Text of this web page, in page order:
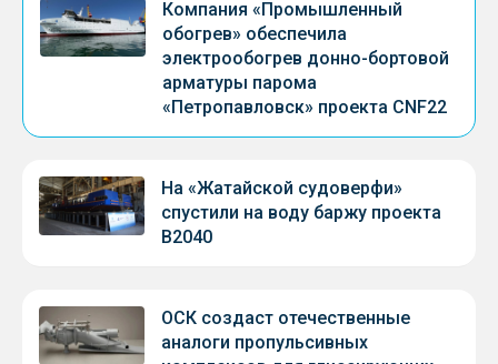
Компания «Промышленный
обогрев» обеспечила
электрообогрев донно-бортовой
арматуры парома
«Петропавловск» проекта CNF22
На «Жатайской судоверфи»
спустили на воду баржу проекта
В2040
ОСК создаст отечественные
аналоги пропульсивных